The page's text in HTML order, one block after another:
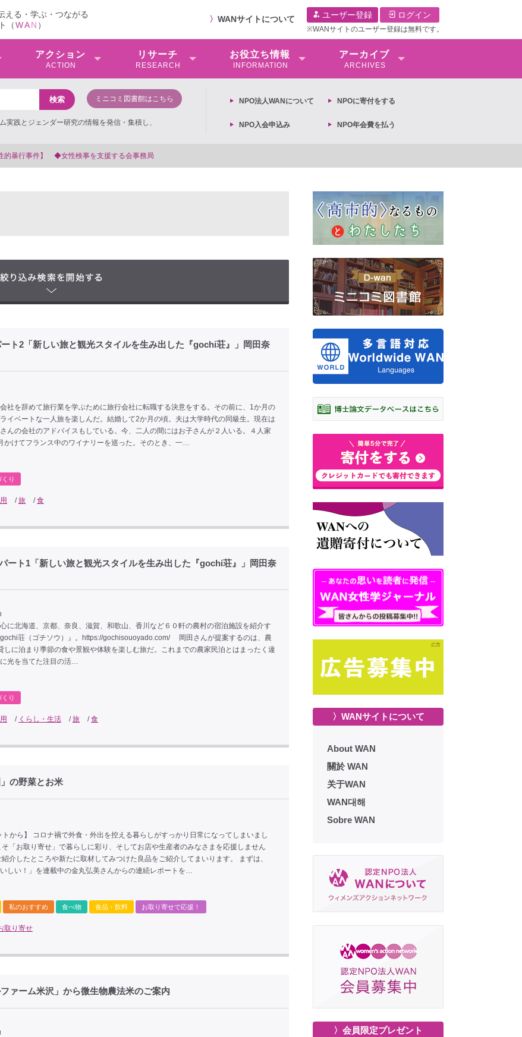
える・学ぶ・つながる
（WAN ）
〉 WANサイトについて ユーザー登録 ログイン
※WANサイトのユーザー登録は無料です。
アクション
ACTION
リサーチ
RESEARCH
お役⽴ち情報
INFORMATION
アーカイブ
ARCHIVES
ミニコミ図書館はこちら
践とジェンダー研究の情報を発信・集積し、
NPO法⼈WANについて NPOに寄付をする
NPO入会申込み NPO年会費を払う
【抗議文】2026年3月13日第6次男女共同参画基本計画の閣議決定への抗議文 ◆女性差別撤廃条約実現アクション 亀永能布子
2「新しい旅と観光スタイルを生み出した『gochi荘』」岡田奈
社を辞めて旅行業を学ぶために旅行会社に転職する決意をする。その前に、1か月の
イベートな一人旅を楽しんだ。結婚して2か月の頃。夫は大学時代の同級生。現在は
んの会社のアドバイスもしている。今、二人の間にはお子さんが２人いる。４人家
かけてフランス中のワイナリーを巡った。そのとき、一…
り
/旅 /食
ト1「新しい旅と観光スタイルを生み出した『gochi荘』」岡田奈
に北海道、京都、奈良、滋賀、和歌山、香川など６０軒の農村の宿泊施設を紹介す
荘（ゴチソウ）』。https://gochisouoyado.com/ 岡田さんが提案するのは、農
しに泊まり季節の食や景観や体験を楽しむ旅だ。これまでの農家民泊とはまったく違
光を当てた注目の活…
り
/ くらし・生活 /旅 /食
の野菜とお米
トから】 コロナ禍で外食・外出を控える暮らしがすっかり日常になってしまいまし
「お取り寄せ」で暮らしに彩り、そしてお店や生産者のみなさまを応援しません
介したところや新たに取材してみつけた良品をご紹介してまいります。 まずは、
いしい！」を連載中の金丸弘美さんからの連続レポートを…
私のおすすめ 食べ物 食品・飲料 お取り寄せで応援！
取り寄せ
ーム米沢」から微生物農法米のご案内
〉WANサイトについて
About WAN
關於 WAN
关于WAN
WAN대해
Sobre WAN
〉会員限定プレゼント